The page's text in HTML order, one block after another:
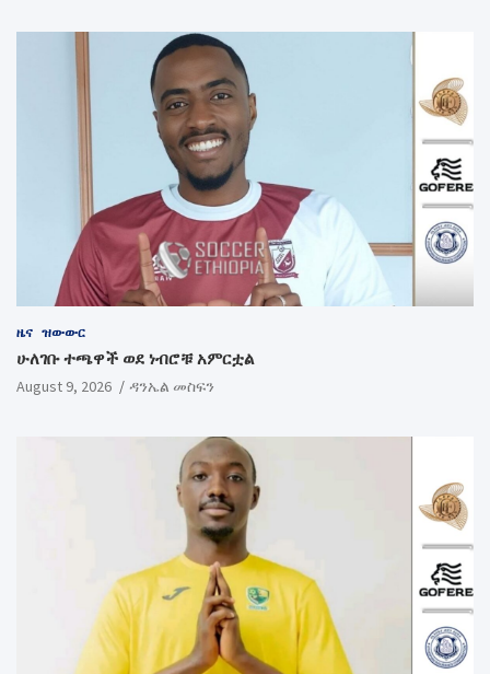
ዜና ዝውውር
ሁለገቡ ተጫዋች ወደ ነብሮቹ አምርቷል
August 9, 2026 ዳንኤል መስፍን